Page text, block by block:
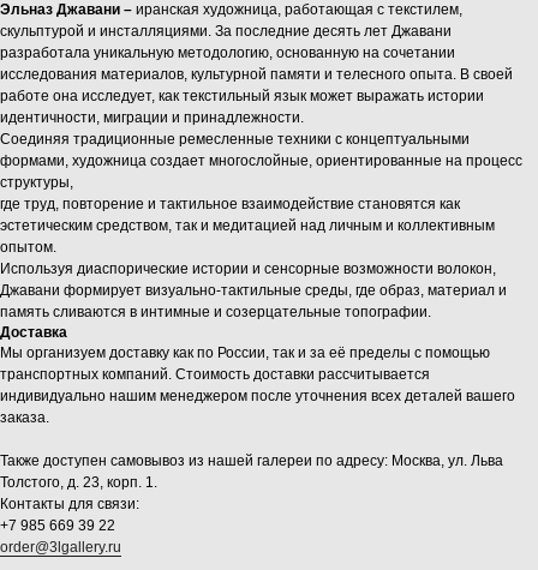
Эльназ Джавани – иранская художница, работающая с текстилем,
скульптурой и инсталляциями. За последние десять лет Джавани
разработала уникальную методологию, основанную на сочетании
исследования материалов, культурной памяти и телесного опыта. В своей
работе она исследует, как текстильный язык может выражать истории
идентичности, миграции и принадлежности.
Соединяя традиционные ремесленные техники с концептуальными
формами, художница создает многослойные, ориентированные на процесс
структуры,
где труд, повторение и тактильное взаимодействие становятся как
эстетическим средством, так и медитацией над личным и коллективным
опытом.
Используя диаспорические истории и сенсорные возможности волокон,
Джавани формирует визуально-тактильные среды, где образ, материал и
память сливаются в интимные и созерцательные топографии.
Доставка
Мы организуем доставку как по России, так и за её пределы с помощью
транспортных компаний. Стоимость доставки рассчитывается
индивидуально нашим менеджером после уточнения всех деталей вашего
заказа.
Также доступен самовывоз из нашей галереи по адресу: Москва, ул. Льва
Толстого, д. 23, корп. 1.
Контакты для связи:
+7 985 669 39 22
order@3lgallery.ru